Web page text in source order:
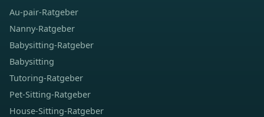
Au-pair-Ratgeber
Nanny-Ratgeber
Babysitting-Ratgeber
Babysitting
Tutoring-Ratgeber
Pet-Sitting-Ratgeber
House-Sitting-Ratgeber